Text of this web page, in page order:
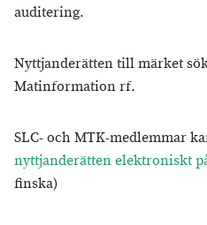
auditering.
Nyttjanderätten till märket
Matinformation rf.
SLC- och MTK-medlemmar
nyttjanderätten elektroniskt
finska)